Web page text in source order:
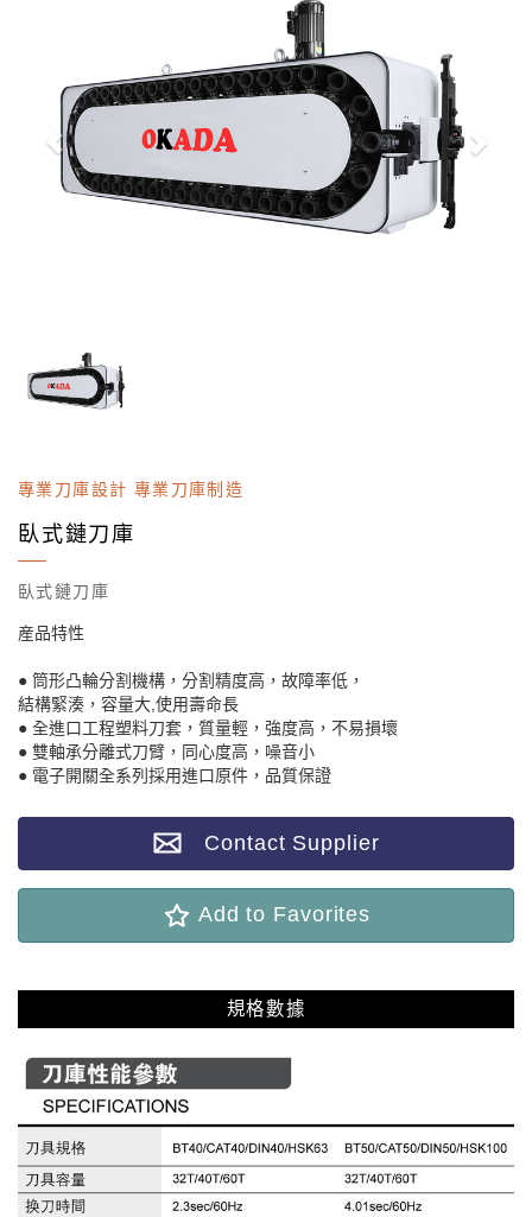
專業刀庫設計 專業刀庫制造
臥式鏈刀庫
臥式鏈刀庫
産品特性
● 筒形凸輪分割機構，分割精度高，故障率低，
結構緊湊，容量大,使用壽命長
● 全進口工程塑料刀套，質量輕，強度高，不易損壞
● 雙軸承分離式刀臂，同心度高，噪音小
● 電子開關全系列採用進口原件，品質保證
Contact Supplier
Add to Favorites
規格數據